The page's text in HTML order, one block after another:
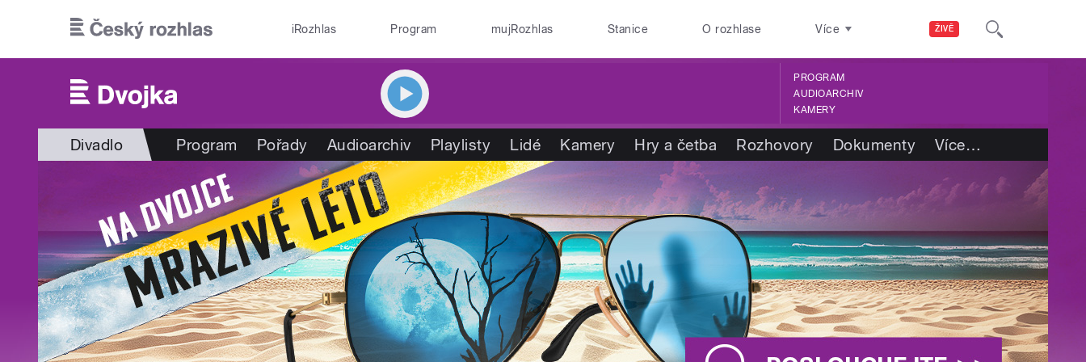
ŽIVĚ
iRozhlas Program mujRozhlas Stanice O rozhlase Více
PROGRAM
AUDIOARCHIV
KAMERY
Divadlo Program Pořady Audioarchiv Playlisty Lidé Kamery Hry a četba Rozhovory Dokumenty Více…